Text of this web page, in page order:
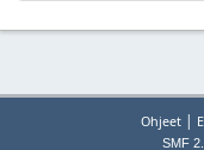
Ohjeet |
SMF